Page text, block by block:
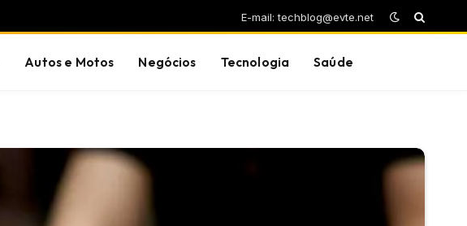
E-mail: techblog@evte.net
Autos e Motos Negócios Tecnologia Saúde